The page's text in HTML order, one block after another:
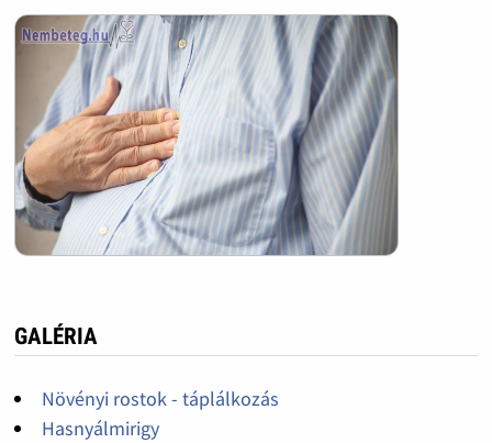
GALÉRIA
Növényi rostok - táplálkozás
Hasnyálmirigy